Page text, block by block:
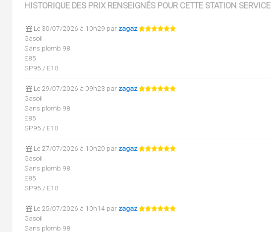
HISTORIQUE DES PRIX RENSEIGNÉS POUR CETTE STATION SERVICE
Le 30/07/2026 à 10h29 par zagaz
Gasoil
Sans plomb 98
E85
SP95 / E10
Le 29/07/2026 à 09h23 par zagaz
Gasoil
Sans plomb 98
E85
SP95 / E10
Le 27/07/2026 à 10h20 par zagaz
Gasoil
Sans plomb 98
E85
SP95 / E10
Le 25/07/2026 à 10h14 par zagaz
Gasoil
Sans plomb 98